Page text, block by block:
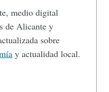
medio digital
de Alicante y
sobre
y actualidad local.